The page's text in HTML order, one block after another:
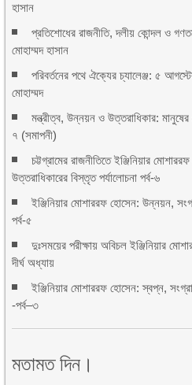
হাসান
প্রতিশোধের রাজনীতি, দলীয় কোন্দল ও
মোহাম্মদ হাসান
পরিবর্তনের পথে ঐক্যের চ্যালেঞ্জ: ৫
মোহাম্মদ
মন্ত্রীত্ব, উন্নয়ন ও উত্তরাধিকার: মানুষের
৭ (সমাপনী)
চট্টগ্রামের রাজনীতিতে ইঞ্জিনিয়ার
উত্তরাধিকারের বিস্তৃত পর্যালোচনা পর্ব-৬
ইঞ্জিনিয়ার মোশাররফ হোসেন: উন্নয়ন,
পর্ব-৫
দুঃসময়ের পরীক্ষায় অবিচল ইঞ্জিনিয়ার
দীর্ঘ অধ্যায়
ইঞ্জিনিয়ার মোশাররফ হোসেন: স্বপ্ন,
-পর্ব–৩
মতামত দিন।